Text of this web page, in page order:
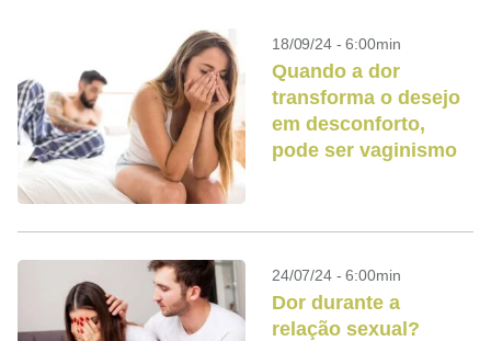
18/09/24 - 6:00min
Quando a dor
transforma o desejo
em desconforto,
pode ser vaginismo
24/07/24 - 6:00min
Dor durante a
relação sexual?